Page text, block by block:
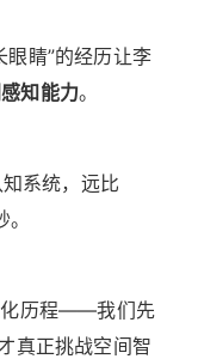
眼睛”的经历让李
知能力。
系统，远比
化历程——我们先
真正挑战空间智